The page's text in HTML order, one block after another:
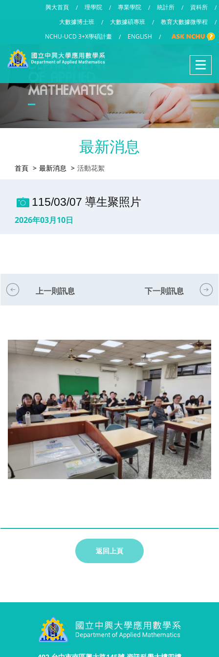
興大首頁 / 理學院 / 專業學院 / 統計所 / 資科所
/
大數據博士班
/ 大數據碩專班 / 教育大數據微學程
/
NCHU-UCD 3+X學碩計畫
/ ENGLISH /
最新消息
首頁 最新消息 活動花絮
115/03/07 導生聚照片
2026年03月10日
上一則訊息 下一則訊息
返回上頁